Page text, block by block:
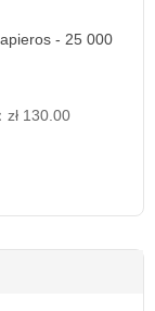
- 25 000
zł 130.00